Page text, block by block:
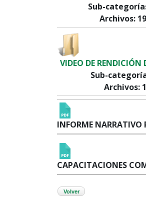
Sub-
Archivos:
VIDEO DE RENDICIÓN
Sub-
Archivos: 1
INFORME NARRATIVO
CAPACITACIONES
Volver